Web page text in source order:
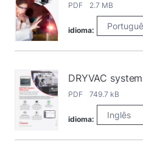
PDF 2.7 MB
idioma:
DRYVAC
PDF 749.7 kB
idioma: